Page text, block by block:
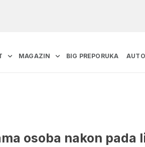
MAGAZIN BIG PREPORUKA
osoba nakon pada